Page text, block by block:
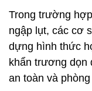
Trong trường
ngập lụt, các cơ
dựng hình thức
khẩn trương dọn
an toàn và